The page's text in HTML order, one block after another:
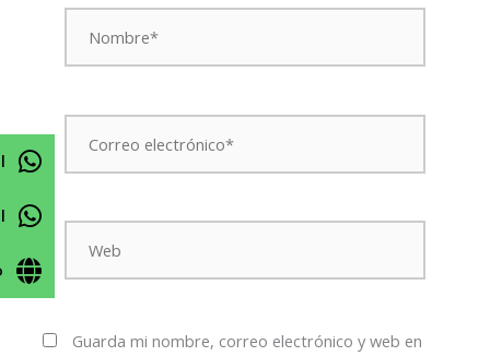
Nombre*
Correo
electrónico*
Web
Guarda mi nombre, correo electrónico y web en